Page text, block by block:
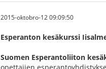
2015-oktobro-12 09:09:50
Esperanton kesäkurssi
Suomen Esperantoliiton